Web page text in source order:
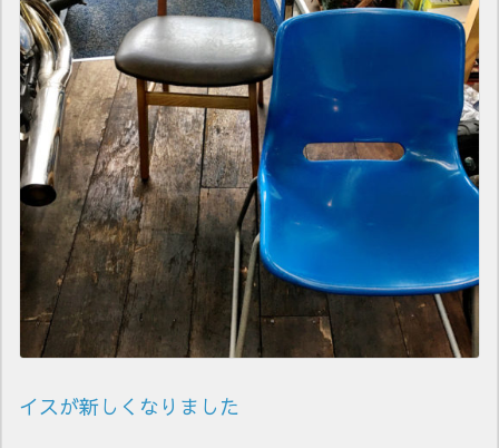
イスが新しくなりました